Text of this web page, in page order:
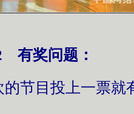
有奖问题：
节目投上一票就